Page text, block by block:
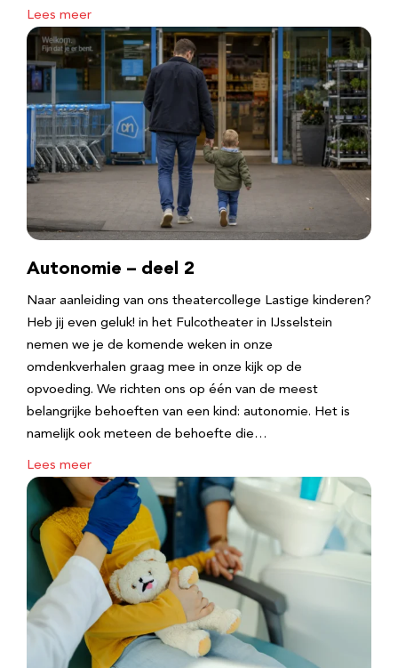
Lees meer
Autonomie – deel 2
Naar aanleiding van ons theatercollege Lastige kinderen?
Heb jij even geluk! in het Fulcotheater in IJsselstein
nemen we je de komende weken in onze
omdenkverhalen graag mee in onze kijk op de
opvoeding. We richten ons op één van de meest
belangrijke behoeften van een kind: autonomie. Het is
namelijk ook meteen de behoefte die…
Lees meer